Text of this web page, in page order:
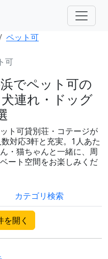
ペット可
可
でペット可の
連れ・ドッグ
ト可貸別荘・コテージが
対応3軒と充実。1人あた
・猫ちゃんと一緒に、周
ート空間をお楽しみくだ
カテゴリ検索
を開く